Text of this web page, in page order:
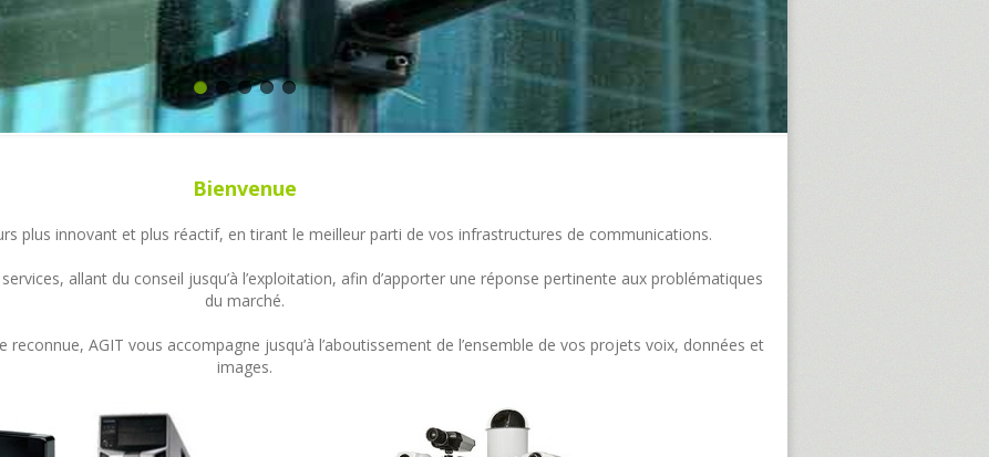
Bienvenue
plus innovant et plus réactif, en tirant le meilleur parti de vos infrastructures de communications.
allant du conseil jusqu’à l’exploitation, afin d’apporter une réponse pertinente aux problématiques
du marché.
reconnue, AGIT vous accompagne jusqu’à l’aboutissement de l’ensemble de vos projets voix, données et
images.